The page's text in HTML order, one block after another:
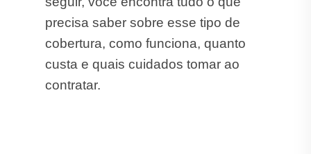
precisa saber sobre esse tipo de
cobertura, como funciona, quanto
custa e quais cuidados tomar ao
contratar.